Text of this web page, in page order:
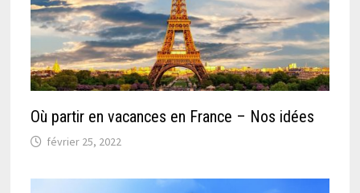
Où partir en vacances en France – Nos idées
février 25, 2022